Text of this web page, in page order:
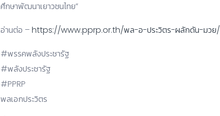
ศึกษาพัฒนาเยาวชนไทย”
อ่านต่อ –https://www.pprp.or.th/พล-อ-ประวิตร-ผลักดัน-มวย/
#พรรคพลังประชารัฐ
#พลังประชารัฐ
#PPRP
พลเอกประวิตร